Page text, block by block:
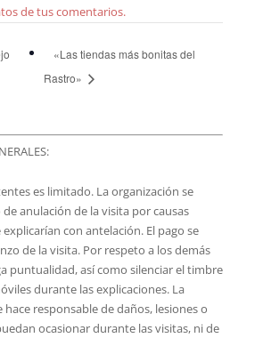
de tus comentarios.
«Las tiendas más bonitas del
Rastro»
es limitado. La organización se
anulación de la visita por causas
con antelación. El pago se
de la visita. Por respeto a los demás
puntualidad, así como silenciar el timbre
durante las explicaciones. La
responsable de daños, lesiones o
ocasionar durante las visitas, ni de